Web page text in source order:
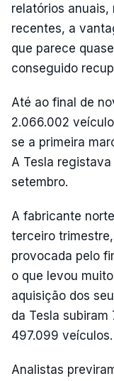
relatórios anuais,
recentes, a
que parece
conseguido
Até ao final de
2.066.002
se a primeira
A Tesla registava
setembro.
A fabricante
terceiro
provocada pelo
o que levou
aquisição dos
da Tesla
497.099 veículos.
Analistas